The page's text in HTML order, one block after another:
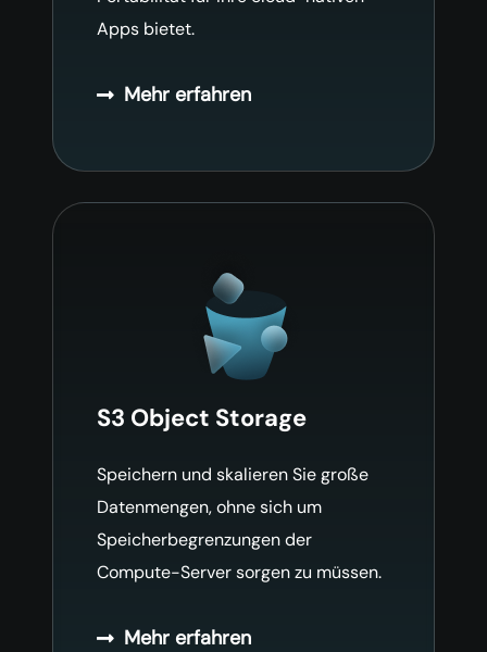
Apps bietet.
Mehr erfahren
S3 Object Storage
Speichern und skalieren Sie große
Datenmengen, ohne sich um
Speicherbegrenzungen der
Compute-Server sorgen zu müssen.
Mehr erfahren